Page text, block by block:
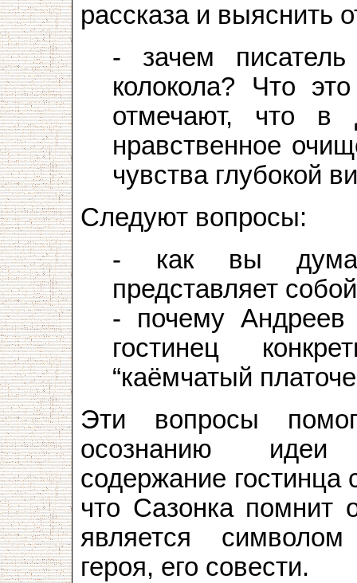
рассказа и выяснить
- зачем писатель
колокола? Что
отмечают, что в
нравственное
чувства глубокой
Следуют вопросы:
- как вы
представляет
- почему
гостинец
“каёмчатый
Эти вопросы
осознанию идеи
содержание
что Сазонка помнит
является
героя, его совести.